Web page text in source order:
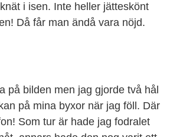
i isen. Inte heller jätteskönt
Då får man ändå vara nöjd.
på bilden men jag gjorde två hål
på mina byxor när jag föll. Där
Som tur är hade jag fodralet